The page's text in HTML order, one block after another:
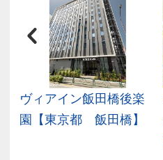
ヴィアイン飯田橋後楽
園【東京都 飯田橋】